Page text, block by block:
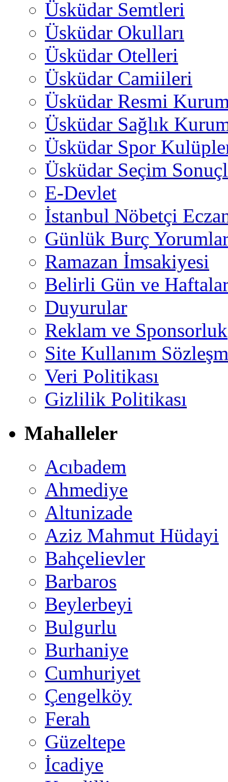
Üsküdar Semtleri
Üsküdar Okulları
Üsküdar Otelleri
Üsküdar Camiileri
Üsküdar Resmi
Üsküdar Sağlık
Üsküdar Spor
Üsküdar Seçim
E-Devlet
İstanbul Nöbetçi
Günlük Burç
Ramazan İmsakiyesi
Belirli Gün ve
Duyurular
Reklam ve Sponsorluk
Site Kullanım
Veri Politikası
Gizlilik Politikası
Mahalleler
Acıbadem
Ahmediye
Altunizade
Aziz Mahmut Hüdayi
Bahçelievler
Barbaros
Beylerbeyi
Bulgurlu
Burhaniye
Cumhuriyet
Çengelköy
Ferah
Güzeltepe
İcadiye